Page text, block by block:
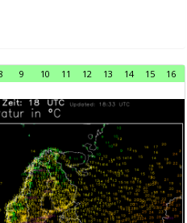
9 10 11 12 13 14 15
16